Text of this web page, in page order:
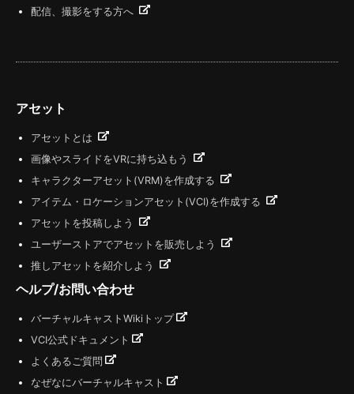
配信、撮影をする方へ
アセット
アセットとは
画像やスライドをVRに持ち込もう
キャラクターアセット(VRM)を作成する
アイテム・ロケーションアセット(VCI)を作成する
アセットを投稿しよう
ユーザーストアでアセットを販売しよう
推しアセットを紹介しよう
ヘルプ/お問い合わせ
バーチャルキャストWikiトップ
VCI公式ドキュメント
よくあるご質問
なぜなにバーチャルキャスト